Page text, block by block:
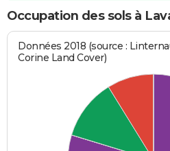
Occupation des sols à
Données 2018 (source :
Corine Land Cover)